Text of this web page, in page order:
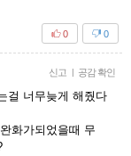
0
0
신고 | 공감 확인
걸 너무늦게 해줬다
화가되었을때 무